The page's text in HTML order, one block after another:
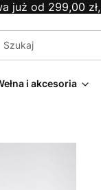
już od 299,00 zł,
i akcesoria